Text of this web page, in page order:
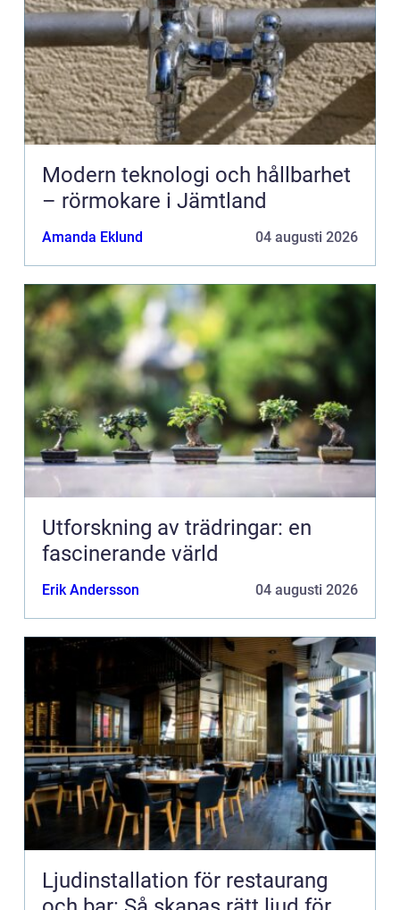
Modern teknologi och hållbarhet
– rörmokare i Jämtland
Amanda Eklund 04 augusti 2026
Utforskning av trädringar: en
fascinerande värld
Erik Andersson 04 augusti 2026
Ljudinstallation för restaurang